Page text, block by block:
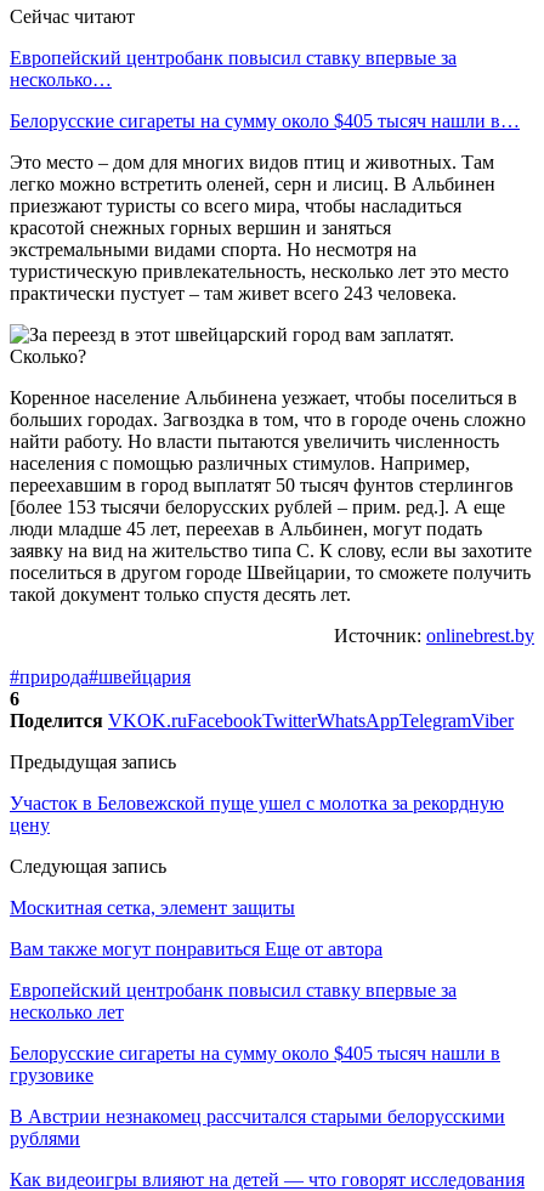
Сейчас читают
Европейский центробанк повысил ставку впервые за
несколько…
Белорусские сигареты на сумму около $405 тысяч нашли в…
Это место – дом для многих видов птиц и животных. Там
легко можно встретить оленей, серн и лисиц. В Альбинен
приезжают туристы со всего мира, чтобы насладиться
красотой снежных горных вершин и заняться
экстремальными видами спорта. Но несмотря на
туристическую привлекательность, несколько лет это место
практически пустует – там живет всего 243 человека.
Коренное население Альбинена уезжает, чтобы поселиться в
больших городах. Загвоздка в том, что в городе очень сложно
найти работу. Но власти пытаются увеличить численность
населения с помощью различных стимулов. Например,
переехавшим в город выплатят 50 тысяч фунтов стерлингов
[более 153 тысячи белорусских рублей – прим. ред.]. А еще
люди младше 45 лет, переехав в Альбинен, могут подать
заявку на вид на жительство типа С. К слову, если вы захотите
поселиться в другом городе Швейцарии, то сможете получить
такой документ только спустя десять лет.
Источник: onlinebrest.by
#природа#швейцария
6
Поделится VKOK.ruFacebookTwitterWhatsAppTelegramViber
Предыдущая запись
Участок в Беловежской пуще ушел с молотка за рекордную
цену
Следующая запись
Москитная сетка, элемент защиты
Вам также могут понравиться Еще от автора
Европейский центробанк повысил ставку впервые за
несколько лет
Белорусские сигареты на сумму около $405 тысяч нашли в
грузовике
В Австрии незнакомец рассчитался старыми белорусскими
рублями
Как видеоигры влияют на детей — что говорят исследования